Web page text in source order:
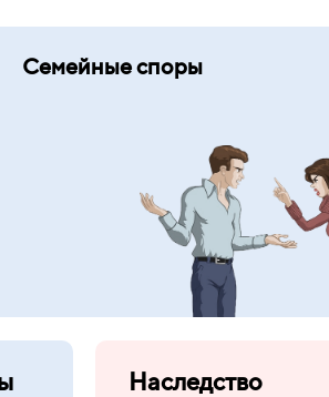
Семейные споры
Наследство